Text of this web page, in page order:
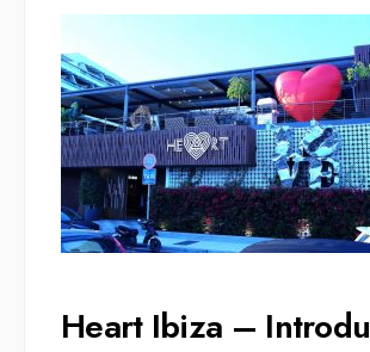
Heart Ibiza –